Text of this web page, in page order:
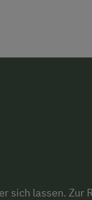
sich lassen. Zur